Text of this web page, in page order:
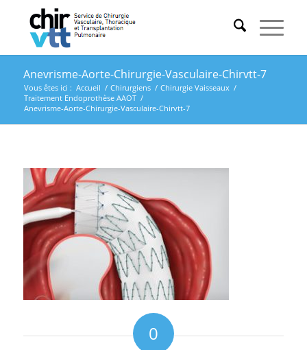
Anevrisme-Aorte-Chirurgie-Vasculaire-Chirvtt-7
Vous êtes ici : Accueil / Chirurgiens / Chirurgie Vaisseaux /
Traitement Endoprothèse AAOT /
Anevrisme-Aorte-Chirurgie-Vasculaire-Chirvtt-7
0